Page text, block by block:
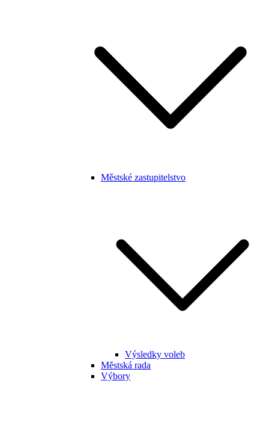
Městské zastupitelstvo
Výsledky voleb
Městská rada
Výbory